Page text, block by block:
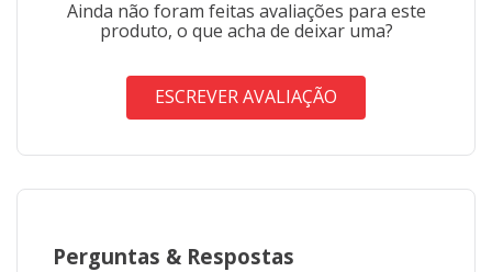
Ainda não foram feitas avaliações para este
produto, o que acha de deixar uma?
ESCREVER AVALIAÇÃO
Perguntas & Respostas